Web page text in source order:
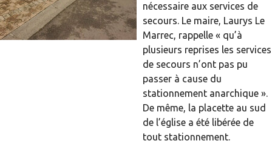
nécessaire aux services de
secours. Le maire, Laurys Le
Marrec, rappelle « qu’à
plusieurs reprises les services
de secours n’ont pas pu
passer à cause du
stationnement anarchique ».
De même, la placette au sud
de l’église a été libérée de
tout stationnement.